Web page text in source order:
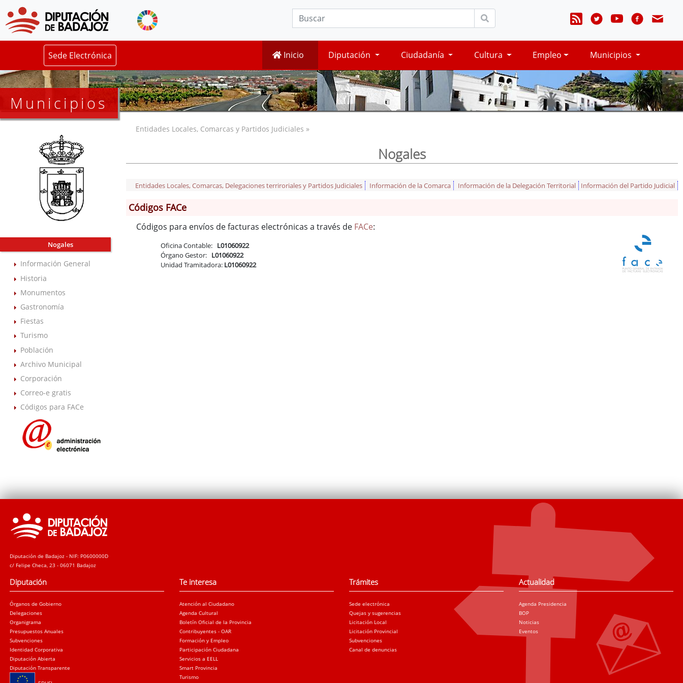
Sede Electrónica Inicio Diputación Ciudadanía Cultura Empleo Municipios
Municipios
Nogales
Información General
Historia
Monumentos
Gastronomía
Fiestas
Turismo
Población
Archivo Municipal
Corporación
Correo-e gratis
Códigos para FACe
Entidades Locales, Comarcas y Partidos Judiciales »
Nogales
Entidades Locales, Comarcas, Delegaciones terriroriales y Partidos Judiciales Información de la Comarca Información de la Delegación Territorial Información del Partido Judicial
Códigos FACe
Códigos para envíos de facturas electrónicas a través de FACe:
Oficina Contable: L01060922
Órgano Gestor: L01060922
Unidad Tramitadora: L01060922
Diputación de Badajoz - NIF: P0600000D
c/ Felipe Checa, 23 - 06071 Badajoz
Diputación
Órganos de Gobierno
Delegaciones
Organigrama
Presupuestos Anuales
Subvenciones
Identidad Corporativa
Diputación Abierta
Diputación Transparente
Te interesa
Atención al Ciudadano
Agenda Cultural
Boletín Oficial de la Provincia
Contribuyentes - OAR
Formación y Empleo
Participación Ciudadana
Servicios a EELL
Smart Provincia
Turismo
Trámites
Sede electrónica
Quejas y sugerencias
Licitación Local
Licitación Provincial
Subvenciones
Canal de denuncias
Actualidad
Agenda Presidencia
BOP
Noticias
Eventos